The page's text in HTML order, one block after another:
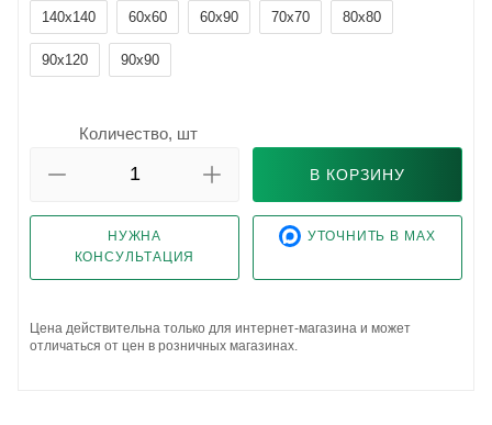
140x140 60x60 60x90 70x70 80x80
90x120 90x90
Количество, шт
В КОРЗИНУ
НУЖНА
КОНСУЛЬТАЦИЯ
УТОЧНИТЬ В MAX
Цена действительна только для интернет-магазина и может
отличаться от цен в розничных магазинах.